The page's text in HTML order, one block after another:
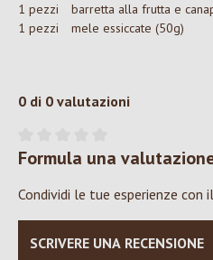
1 pezzi
barretta alla frutta e
1 pezzi
mele essiccate (50g)
0 di 0 valutazioni
Valutazione media di 0 su 5
Formula una
Condividi le tue esperienze
SCRIVERE UNA RECENSIONE